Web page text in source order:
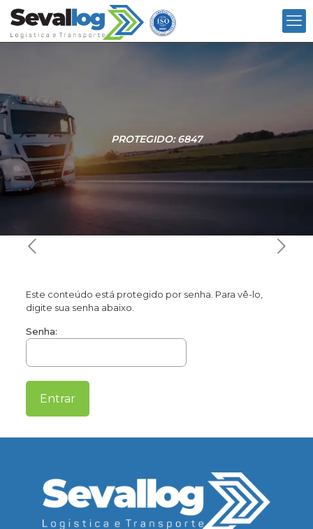
PROTEGIDO: 6847
Este conteúdo está protegido por senha. Para vê-lo,
digite sua senha abaixo.
Senha: